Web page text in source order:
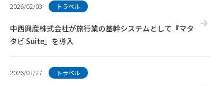
2026/02/03 トラベル
中西興産株式会社が旅行業の基幹システムとして『マタ
タビ Suite』を導入
2026/01/27 トラベル